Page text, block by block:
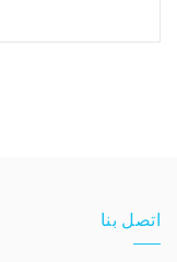
اتصل بنا